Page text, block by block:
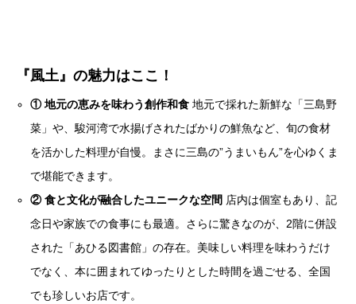
『風土』の魅力はここ！
① 地元の恵みを味わう創作和食 地元で採れた新鮮な「三島野
菜」や、駿河湾で水揚げされたばかりの鮮魚など、旬の食材
を活かした料理が自慢。まさに三島の”うまいもん”を心ゆくま
で堪能できます。
② 食と文化が融合したユニークな空間 店内は個室もあり、記
念日や家族での食事にも最適。さらに驚きなのが、2階に併設
された「あひる図書館」の存在。美味しい料理を味わうだけ
でなく、本に囲まれてゆったりとした時間を過ごせる、全国
でも珍しいお店です。